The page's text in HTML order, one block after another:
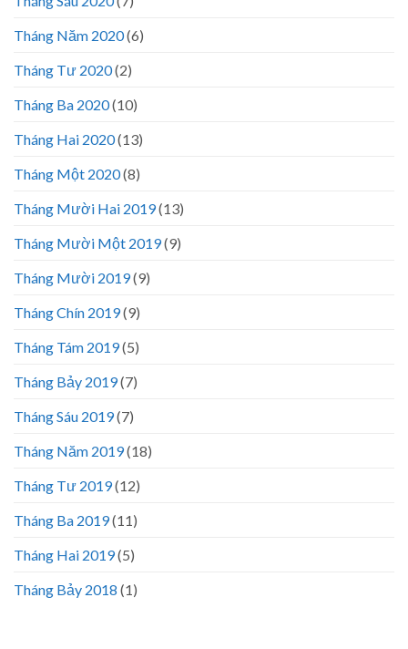
Tháng Năm 2020(6)
Tháng Tư 2020(2)
Tháng Ba 2020(10)
Tháng Hai 2020(13)
Tháng Một 2020(8)
Tháng Mười Hai 2019(13)
Tháng Mười Một 2019(9)
Tháng Mười 2019(9)
Tháng Chín 2019(9)
Tháng Tám 2019(5)
Tháng Bảy 2019(7)
Tháng Sáu 2019(7)
Tháng Năm 2019(18)
Tháng Tư 2019(12)
Tháng Ba 2019(11)
Tháng Hai 2019(5)
Tháng Bảy 2018 (1)